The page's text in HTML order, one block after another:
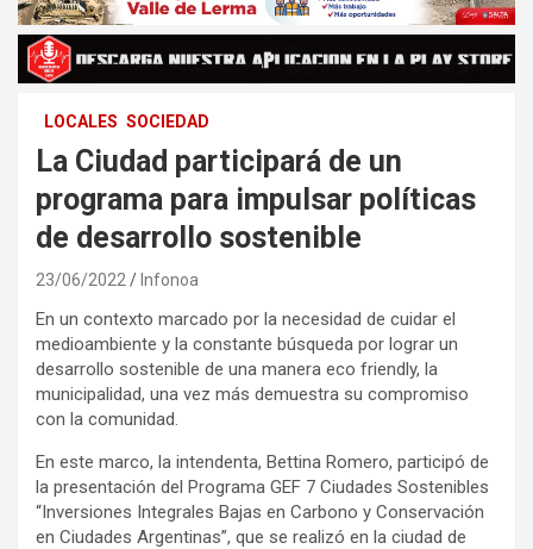
LOCALES SOCIEDAD
La Ciudad participará de un
programa para impulsar políticas
de desarrollo sostenible
23/06/2022 Infonoa
En un contexto marcado por la necesidad de cuidar el
medioambiente y la constante búsqueda por lograr un
desarrollo sostenible de una manera eco friendly, la
municipalidad, una vez más demuestra su compromiso
con la comunidad.
En este marco, la intendenta, Bettina Romero, participó de
la presentación del Programa GEF 7 Ciudades Sostenibles
“Inversiones Integrales Bajas en Carbono y Conservación
en Ciudades Argentinas”, que se realizó en la ciudad de